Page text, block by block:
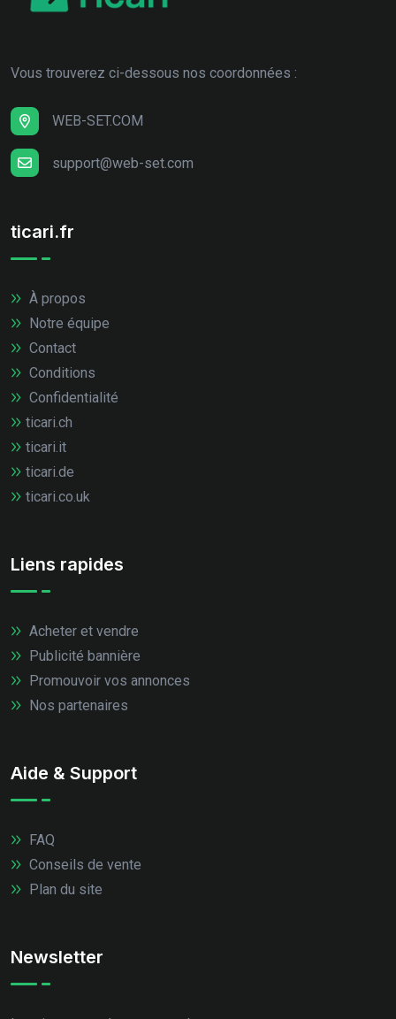
Vous trouverez ci-dessous nos coordonnées :
WEB-SET.COM
support@web-set.com
ticari.fr
À propos
Notre équipe
Contact
Conditions
Confidentialité
ticari.ch
ticari.it
ticari.de
ticari.co.uk
Liens rapides
Acheter et vendre
Publicité bannière
Promouvoir vos annonces
Nos partenaires
Aide & Support
FAQ
Conseils de vente
Plan du site
Newsletter